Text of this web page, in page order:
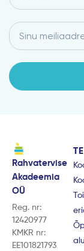
nimi
Email
Rahvatervise
Akadeemia
OÜ
Reg. nr:
12420977
KMKR nr:
EE101821793